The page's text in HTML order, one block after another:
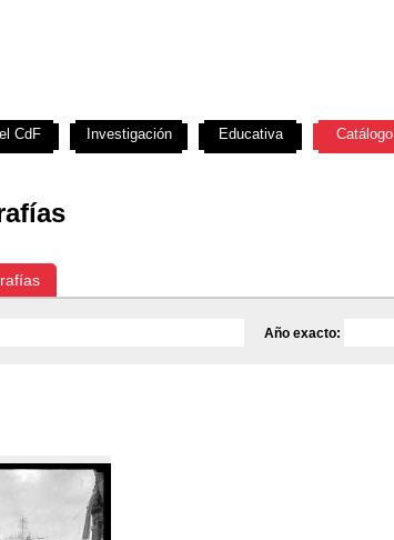
Año exacto:
CdF Investigación Educativa Catálogo